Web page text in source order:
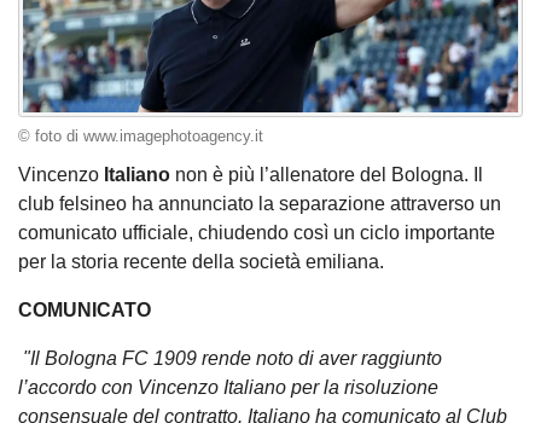
© foto di www.imagephotoagency.it
Vincenzo Italiano non è più l’allenatore del Bologna. Il
club felsineo ha annunciato la separazione attraverso un
comunicato ufficiale, chiudendo così un ciclo importante
per la storia recente della società emiliana.
COMUNICATO
"Il Bologna FC 1909 rende noto di aver raggiunto
l’accordo con Vincenzo Italiano per la risoluzione
consensuale del contratto. Italiano ha comunicato al Club